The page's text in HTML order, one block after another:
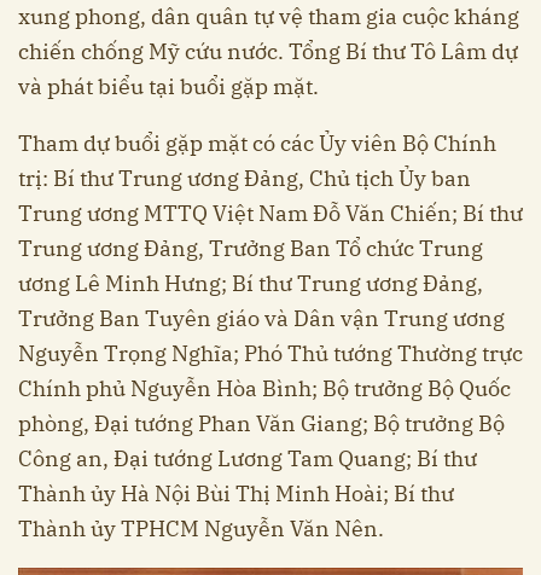
xung phong, dân quân tự vệ tham gia cuộc kháng
chiến chống Mỹ cứu nước. Tổng Bí thư Tô Lâm dự
và phát biểu tại buổi gặp mặt.
Tham dự buổi gặp mặt có các Ủy viên Bộ Chính
trị: Bí thư Trung ương Đảng, Chủ tịch Ủy ban
Trung ương MTTQ Việt Nam Đỗ Văn Chiến; Bí thư
Trung ương Đảng, Trưởng Ban Tổ chức Trung
ương Lê Minh Hưng; Bí thư Trung ương Đảng,
Trưởng Ban Tuyên giáo và Dân vận Trung ương
Nguyễn Trọng Nghĩa; Phó Thủ tướng Thường trực
Chính phủ Nguyễn Hòa Bình; Bộ trưởng Bộ Quốc
phòng, Đại tướng Phan Văn Giang; Bộ trưởng Bộ
Công an, Đại tướng Lương Tam Quang; Bí thư
Thành ủy Hà Nội Bùi Thị Minh Hoài; Bí thư
Thành ủy TPHCM Nguyễn Văn Nên.